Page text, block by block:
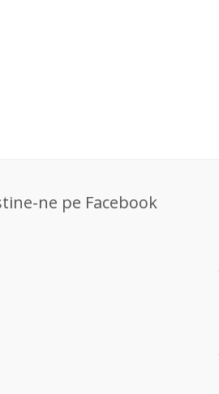
ne pe Facebook